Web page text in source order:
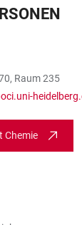
Raum 235
Chemie